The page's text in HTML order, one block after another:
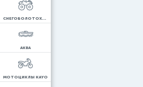
СНЕГОБОЛОТОХОДЫ
АКВА
МОТОЦИКЛЫ KAYO